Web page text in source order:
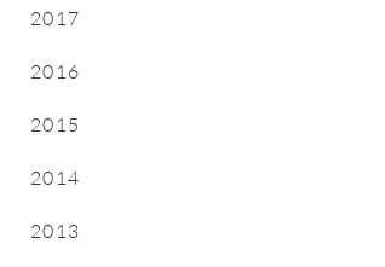
2017
2016
2015
2014
2013